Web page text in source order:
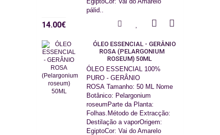
pálid..
14.00€
ÓLEO ESSENCIAL - GERÂNIO
ROSA (PELARGONIUM
ROSEUM) 50ML
ÓLEO ESSENCIAL 100%
PURO - GERÂNIO
ROSA Tamanho: 50 ML Nome
Botânico: Pelargonium
roseumParte da Planta:
Folhas.Método de Extracção:
Destilação a vaporOrigem:
EgiptoCor: Vai do Amarelo